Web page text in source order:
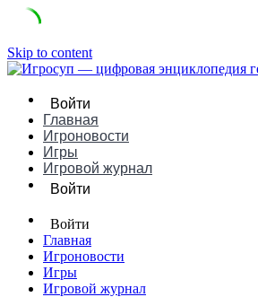
Skip to content
Войти
Главная
Игроновости
Игры
Игровой журнал
Войти
Войти
Главная
Игроновости
Игры
Игровой журнал